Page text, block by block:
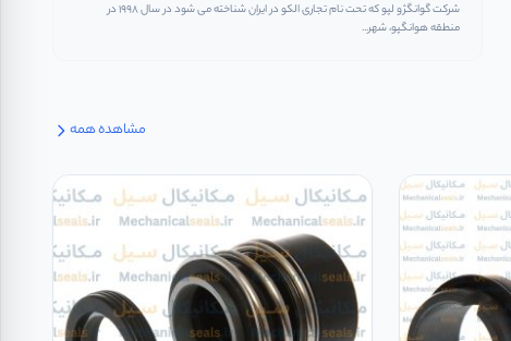
شرکت گوانگژو لپو که تحت نام تجاری الکو در ایران شناخته می شود در سال ۱۹۹۸ در
منطقه هوانگپو، شهر...
مشاهده همه